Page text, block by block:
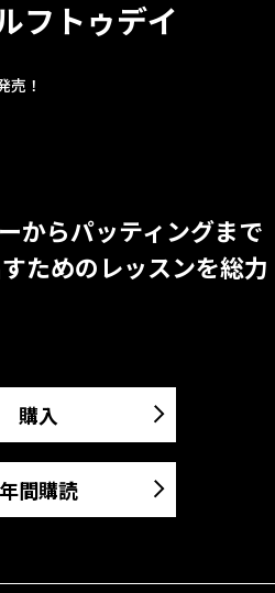
フトゥデイ
売！
からパッティングまで
ためのレッスンを総力
購入
年間購読